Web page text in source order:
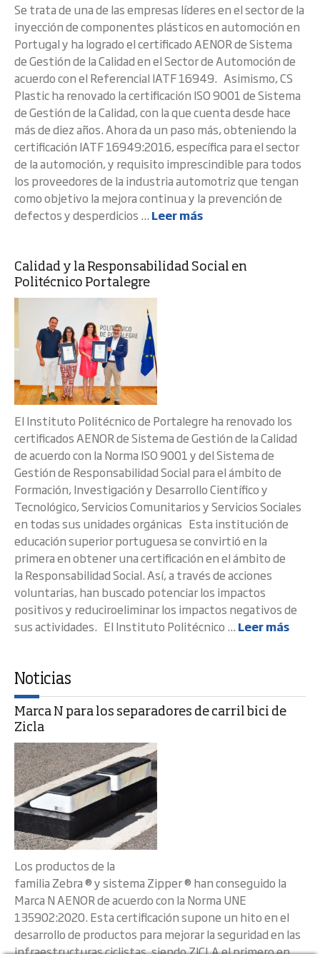
Se trata de una de las empresas líderes en el sector de la
inyección de componentes plásticos en automoción en
Portugal y ha logrado el certificado AENOR de Sistema
de Gestión de la Calidad en el Sector de Automoción de
acuerdo con el Referencial IATF 16949. Asimismo, CS
Plastic ha renovado la certificación ISO 9001 de Sistema
de Gestión de la Calidad, con la que cuenta desde hace
más de diez años. Ahora da un paso más, obteniendo la
certificación IATF 16949:2016, específica para el sector
de la automoción, y requisito imprescindible para todos
los proveedores de la industria automotriz que tengan
como objetivo la mejora continua y la prevención de
defectos y desperdicios ... Leer más
Calidad y la Responsabilidad Social en
Politécnico Portalegre
El Instituto Politécnico de Portalegre ha renovado los
certificados AENOR de Sistema de Gestión de la Calidad
de acuerdo con la Norma ISO 9001 y del Sistema de
Gestión de Responsabilidad Social para el ámbito de
Formación, Investigación y Desarrollo Científico y
Tecnológico, Servicios Comunitarios y Servicios Sociales
en todas sus unidades orgánicas Esta institución de
educación superior portuguesa se convirtió en la
primera en obtener una certificación en el ámbito de
la Responsabilidad Social. Así, a través de acciones
voluntarias, han buscado potenciar los impactos
positivos y reduciroeliminar los impactos negativos de
sus actividades. El Instituto Politécnico ... Leer más
Noticias
Marca N para los separadores de carril bici de
Zicla
Los productos de la
familia Zebra ® y sistema Zipper ® han conseguido la
Marca N AENOR de acuerdo con la Norma UNE
135902:2020. Esta certificación supone un hito en el
desarrollo de productos para mejorar la seguridad en las